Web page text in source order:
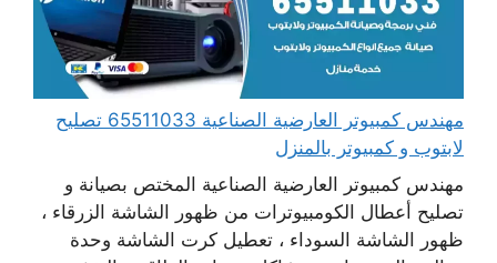
مهندس كمبيوتر العارضية الصناعية 65511033 تصليح
لابتوب و كمبيوتر بالمنزل
مهندس كمبيوتر العارضية الصناعية المختص بصيانة و
تصليح أعطال الكومبيوترات من ظهور الشاشة الزرقاء ،
ظهور الشاشة السوداء ، تعطيل كرت الشاشة وحدة